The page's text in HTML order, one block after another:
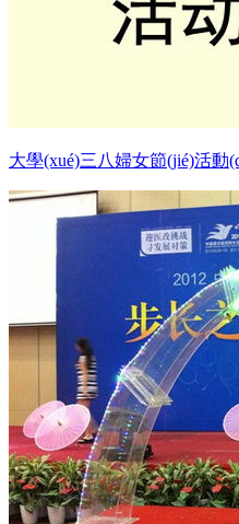
大學(xué)三八婦女節(jié)活動